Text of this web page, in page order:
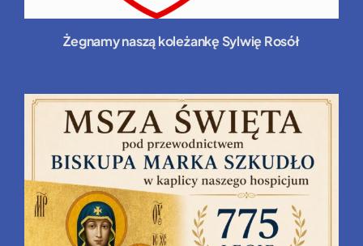
Żegnamy naszą koleżankę Sylwię Rosół